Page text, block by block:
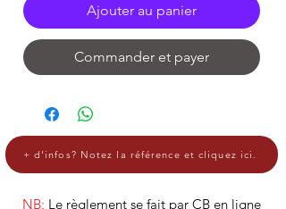
Ajouter au panier
Commander et payer
+ d'infos? Notez la référence et cliquez ici.
NB: Le règlement se fait par CB en ligne